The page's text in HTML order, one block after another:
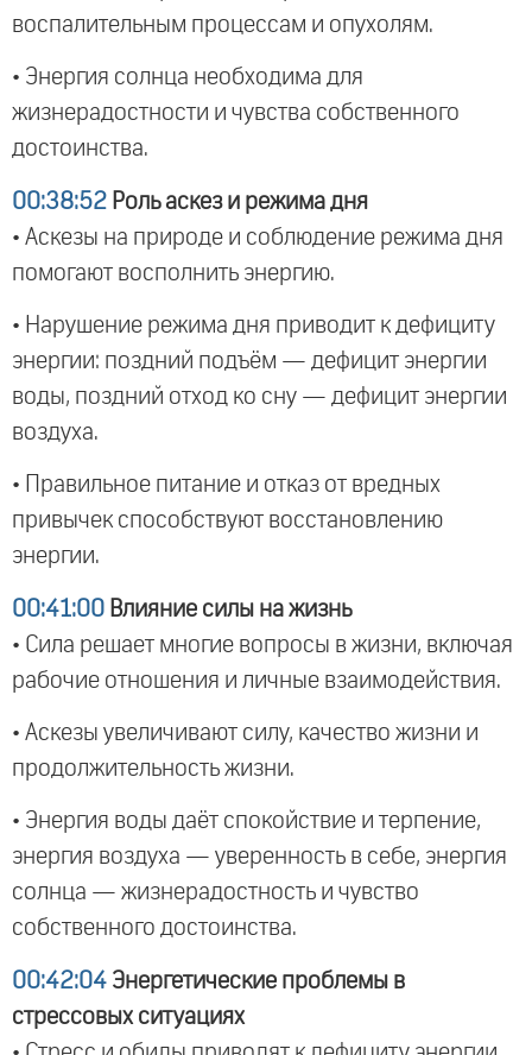
воспалительным процессам и опухолям.
• Энергия солнца необходима для
жизнерадостности и чувства собственного
достоинства.
00:38:52 Роль аскез и режима дня
• Аскезы на природе и соблюдение режима дня
помогают восполнить энергию.
• Нарушение режима дня приводит к дефициту
энергии: поздний подъём — дефицит энергии
воды, поздний отход ко сну — дефицит энергии
воздуха.
• Правильное питание и отказ от вредных
привычек способствуют восстановлению
энергии.
00:41:00 Влияние силы на жизнь
• Сила решает многие вопросы в жизни, включая
рабочие отношения и личные взаимодействия.
• Аскезы увеличивают силу, качество жизни и
продолжительность жизни.
• Энергия воды даёт спокойствие и терпение,
энергия воздуха — уверенность в себе, энергия
солнца — жизнерадостность и чувство
собственного достоинства.
00:42:04 Энергетические проблемы в
стрессовых ситуациях